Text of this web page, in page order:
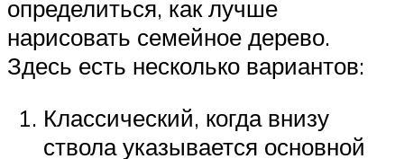
определиться, как лучше
нарисовать семейное дерево.
Здесь есть несколько вариантов:
Классический, когда внизу
ствола указывается основной